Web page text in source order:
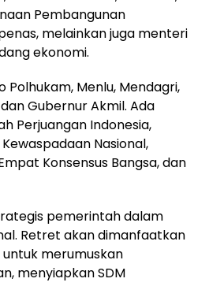
Pembangunan
melainkan juga menteri
ekonomi.
Polhukam, Menlu, Mendagri,
Gubernur Akmil. Ada
Perjuangan Indonesia,
Nasional,
Konsensus Bangsa, dan
pemerintah dalam
Retret akan dimanfaatkan
merumuskan
menyiapkan SDM